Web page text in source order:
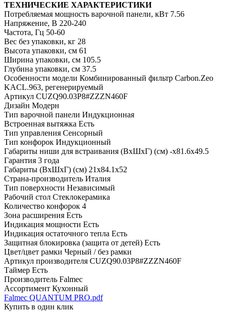
ТЕХНИЧЕСКИЕ ХАРАКТЕРИСТИКИ
Потребляемая мощность варочной панели, кВт 7.56
Напряжение, В 220-240
Частота, Гц 50-60
Вес без упаковки, кг 28
Высота упаковки, см 61
Ширина упаковки, см 105.5
Глубина упаковки, см 37.5
Особенности модели Комбинированный фильтр Carbon.Zeo
KACL.963, регенерируемый
Артикул CUZQ90.03P8#ZZZN460F
Дизайн Модерн
Тип варочной панели Индукционная
Встроенная вытяжка Есть
Тип управления Сенсорный
Тип конфорок Индукционный
Габариты ниши для встраивания (ВхШхГ) (см) -х81.6х49.5
Гарантия 3 года
Габариты (ВхШхГ) (см) 21х84.1х52
Страна-производитель Италия
Тип поверхности Независимый
Рабочий стол Стеклокерамика
Количество конфорок 4
Зона расширения Есть
Индикация мощности Есть
Индикация остаточного тепла Есть
Защитная блокировка (защита от детей) Есть
Цвет/цвет рамки Черный / без рамки
Артикул производителя CUZQ90.03P8#ZZZN460F
Таймер Есть
Производитель Falmec
Ассортимент Кухонный
Falmec QUANTUM PRO.pdf
Купить в один клик